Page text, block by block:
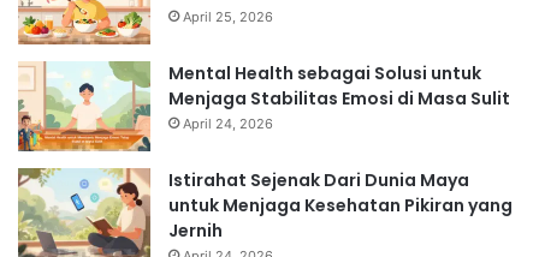
April 25, 2026
Mental Health sebagai Solusi untuk
Menjaga Stabilitas Emosi di Masa Sulit
April 24, 2026
Istirahat Sejenak Dari Dunia Maya
untuk Menjaga Kesehatan Pikiran yang
Jernih